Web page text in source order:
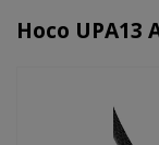
Hoco UPA13